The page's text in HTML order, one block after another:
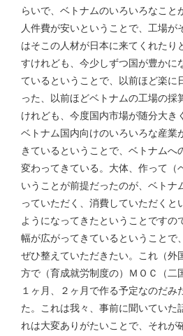
らいで、ベトナムのいろいろなこと
人件費が安いということで、工場が
はそこの人材が日本に来てくれたり
すけれども、今少しずつ国が豊かに
ているということで、以前ほど楽に
った、以前ほどベトナムの工場の採
けれども、今度国内市場が随分大き
ベトナム国内向けのいろいろな産業
きているということで、ベトナムへ
変わってきている。大体、作って（
いうことが前提だったのが、ベトナ
っていただく、消費していただくと
ようになってきたということですの
幅が広がってきているということで
ぜひ整えていただきたい。これ（外
方で（育成就労制度の）ＭＯＣ（二
１ヶ月、２ヶ月で作る予定なのだみ
た。これは我々、事前に聞いていた
れは大変ありがたいことで、それが